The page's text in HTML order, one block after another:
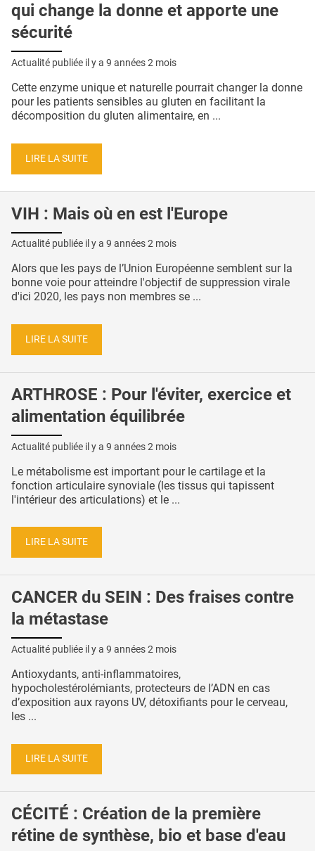
qui change la donne et apporte une
sécurité
Actualité publiée il y a 9 années 2 mois
Cette enzyme unique et naturelle pourrait changer la donne
pour les patients sensibles au gluten en facilitant la
décomposition du gluten alimentaire, en ...
LIRE LA SUITE
VIH : Mais où en est l'Europe
Actualité publiée il y a 9 années 2 mois
Alors que les pays de l’Union Européenne semblent sur la
bonne voie pour atteindre l'objectif de suppression virale
d'ici 2020, les pays non membres se ...
LIRE LA SUITE
ARTHROSE : Pour l'éviter, exercice et
alimentation équilibrée
Actualité publiée il y a 9 années 2 mois
Le métabolisme est important pour le cartilage et la
fonction articulaire synoviale (les tissus qui tapissent
l'intérieur des articulations) et le ...
LIRE LA SUITE
CANCER du SEIN : Des fraises contre
la métastase
Actualité publiée il y a 9 années 2 mois
Antioxydants, anti-inflammatoires,
hypocholestérolémiants, protecteurs de l’ADN en cas
d’exposition aux rayons UV, détoxifiants pour le cerveau,
les ...
LIRE LA SUITE
CÉCITÉ : Création de la première
rétine de synthèse, bio et base d'eau